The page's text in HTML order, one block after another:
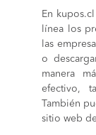
En
línea los
las
o
manera
efectivo,
También
sitio web